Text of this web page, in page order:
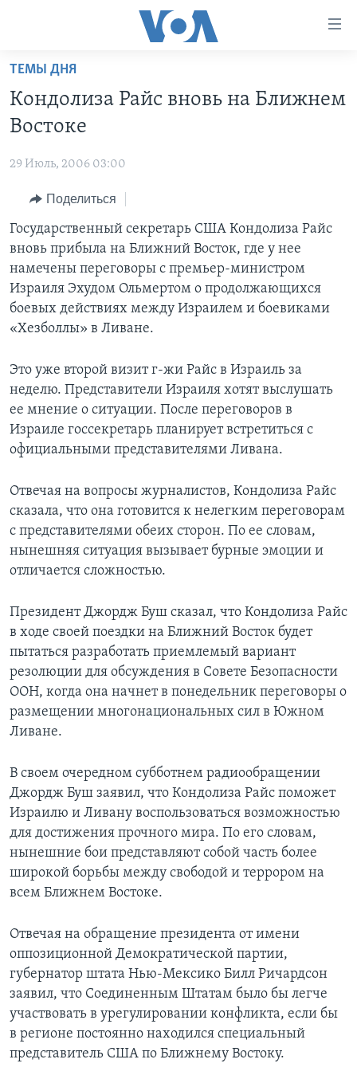
Перейти
основной
контент
навигации
Перейти
поиск
ПРОГРАММЫ
НОВОСТИ ЗА МИНУТУ
ИТОГИ
ПОЧЕМУ ЭТО ВАЖНО?
ДИСКУССИЯ VOA
ДЕТАЛИ
НЬЮ-ЙОРК NEW YORK
УЧИМ АНГЛИЙСКИЙ
НАША АМЕРИКАНСКАЯ ИСТОРИЯ
А КАК В АМЕРИКЕ?
АРТЕФАКТЫ
АМЕРИКАНСКИЕ ГОРОДКИ
ТЕСТЫ
ЭКСПЕРТИЗА
ИНТЕРВЬЮ
ФАКТЫ ПРОТИВ ФЕЙКОВ
ЗА СВОБОДУ ПРЕССЫ
УЧИМ АНГЛИЙСКИЙ
ВИДЕО
Learning English
СОЦИАЛЬНЫЕ СЕТИ
ТЕМЫ ДНЯ
Кондолиза Райс вновь на Ближнем
Востоке
29 Июль, 2006 03:00
Поделиться
Государственный секретарь США Кондолиза Райс
вновь прибыла на Ближний Восток, где у нее
намечены переговоры с премьер-министром
Израиля Эхудом Ольмертом о продолжающихся
боевых действиях между Израилем и боевиками
«Хезболлы» в Ливане.
Это уже второй визит г-жи Райс в Израиль за
неделю. Представители Израиля хотят выслушать
ее мнение о ситуации. После переговоров в
Израиле госсекретарь планирует встретиться с
официальными представителями Ливана.
Отвечая на вопросы журналистов, Кондолиза Райс
сказала, что она готовится к нелегким переговорам
с представителями обеих сторон. По ее словам,
нынешняя ситуация вызывает бурные эмоции и
отличается сложностью.
Президент Джордж Буш сказал, что Кондолиза Райс
в ходе своей поездки на Ближний Восток будет
пытаться разработать приемлемый вариант
резолюции для обсуждения в Совете Безопасности
ООН, когда она начнет в понедельник переговоры о
размещении многонациональных сил в Южном
Ливане.
В своем очередном субботнем радиообращении
Джордж Буш заявил, что Кондолиза Райс поможет
Израилю и Ливану воспользоваться возможностью
для достижения прочного мира. По его словам,
нынешние бои представляют собой часть более
широкой борьбы между свободой и террором на
всем Ближнем Востоке.
Отвечая на обращение президента от имени
оппозиционной Демократической партии,
губернатор штата Нью-Мексико Билл Ричардсон
заявил, что Соединенным Штатам было бы легче
участвовать в урегулировании конфликта, если бы
в регионе постоянно находился специальный
представитель США по Ближнему Востоку.